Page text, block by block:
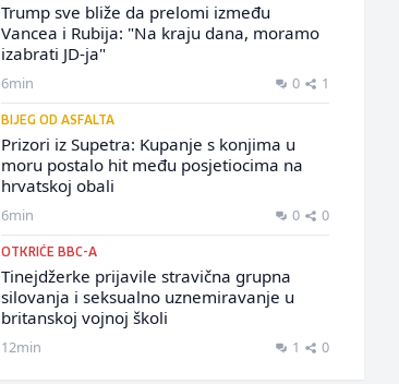
Trump sve bliže da prelomi između
Vancea i Rubija: "Na kraju dana, moramo
izabrati JD-ja"
6min 0 1
BIJEG OD ASFALTA
Prizori iz Supetra: Kupanje s konjima u
moru postalo hit među posjetiocima na
hrvatskoj obali
6min 0 0
OTKRIĆE BBC-A
Tinejdžerke prijavile stravična grupna
silovanja i seksualno uznemiravanje u
britanskoj vojnoj školi
12min 1 0